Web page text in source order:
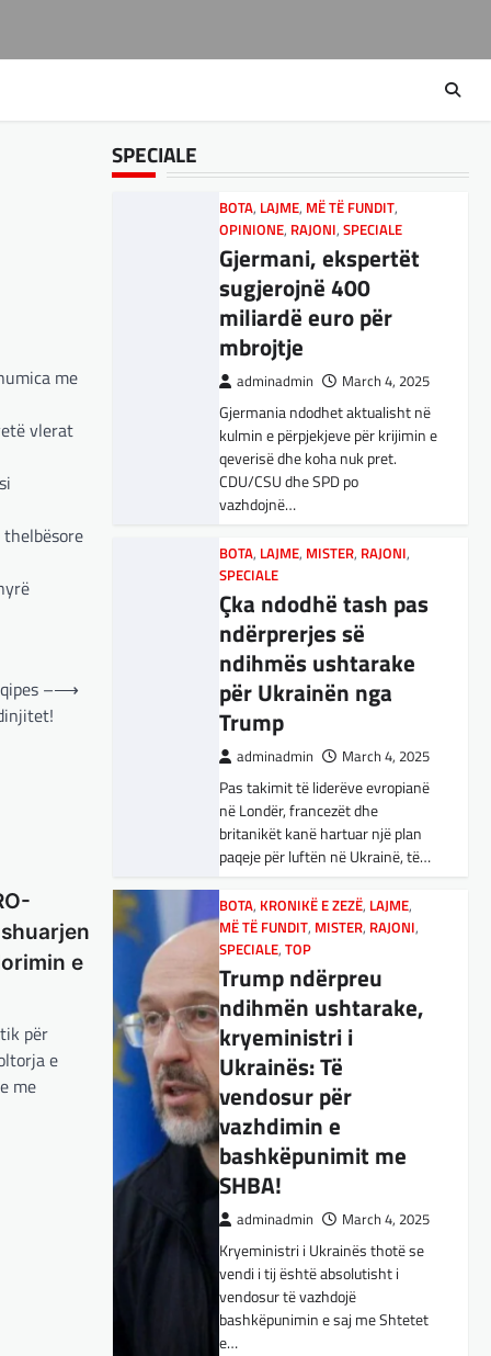
me
vlerat
–⟶
e
për
e
me
SPECIALE
adminadmin March 5, 2025
BOTA, LAJME, MË TË FUNDIT,
OPINIONE, RAJONI,SPECIALE
Gjermani, ekspertët
sugjerojnë 400
miliardë euro për
mbrojtje
adminadmin March 4, 2025
Gjermania ndodhet aktualisht në
kulmin e përpjekjeve për krijimin e
qeverisë dhe koha nuk pret.
CDU/CSU dhe SPD po
vazhdojnë…
BOTA, LAJME, MISTER, RAJONI,
SPECIALE
Çka ndodhë tash pas
ndërprerjes së
ndihmës ushtarake
për Ukrainën nga
Trump
adminadmin March 4, 2025
Pas takimit të liderëve evropianë
në Londër, francezët dhe
britanikët kanë hartuar një plan
paqeje për luftën në Ukrainë, të…
BOTA, KRONIKË E ZEZË, LAJME,
MË TË FUNDIT, MISTER, RAJONI,
SPECIALE,TOP
Trump ndërpreu
ndihmën ushtarake,
kryeministri i
Ukrainës: Të
vendosur për
vazhdimin e
bashkëpunimit me
SHBA!
adminadmin March 4, 2025
Kryeministri i Ukrainës thotë se
vendi i tij është absolutisht i
vendosur të vazhdojë
bashkëpunimin e saj me Shtetet
e…
AI është për t’u
është një shembull i rritjes së
kompanive kineze të inteligjencës
artificiale (AI). Përparimi i
aplikacionit kinez…
BOTA,KULTURË,LAJME,
MË TË FUNDIT,MISTER,OPINIONE
RAJONI,SPECIALE
UNCATEGORIZED
Rend i ri, kërcënimet
e Trump e kanë
shkundur Europën
adminadmin March 3, 2025
Nga Preç Zogaj Me rikthimin e
Presidenti Tramp po e trondit
status-quonë ndërkombëtare të
miqësive,…
FUN,KULTURË ,LAJME,MISTER,
OPINIONE,SPECIALE
Kuvendi i Lezhës dhe
konteksti aktual
gjeopolitik i
shqiptarëve
adminadmin March 3, 2025
Kuvendi i Lezhës i vitit 1444
është një ngjarje historike që
edhe sot prodhon mesazhe
rëndësishme për kombin
shqiptar. Ky…
BOTA,KULTURË,LAJME,
MË TË FUNDIT OPINIONE ,RAJONI
SPECIALE,TOP
E megjithatë
Amerika është
opsioni më i mirë për
shqiptarët
adminadmin
Nga Dritan Hila Vështirë se
ndonjë shqiptar që ndjek sadopak
politikën e jashtme, pas takimit
Trump-Zhelenski, nuk ka
menduar: Po…